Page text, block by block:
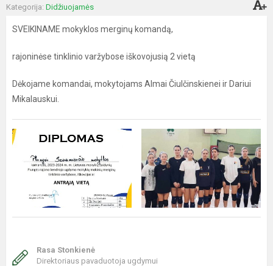
Kategorija: Didžiuojamės
SVEIKINAME mokyklos merginų komandą,
rajoninėse tinklinio varžybose iškovojusią 2 vietą
Dėkojame komandai, mokytojams Almai Čiulčinskienei ir Dariui
Mikalauskui.
Rasa Stonkienė
Direktoriaus pavaduotoja ugdymui